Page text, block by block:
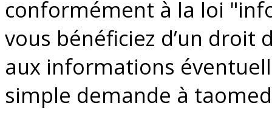
conformément à la loi
vous bénéficiez d’un droit
aux informations
simple demande à